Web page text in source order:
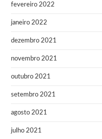
fevereiro 2022
janeiro 2022
dezembro 2021
novembro 2021
outubro 2021
setembro 2021
agosto 2021
julho 2021